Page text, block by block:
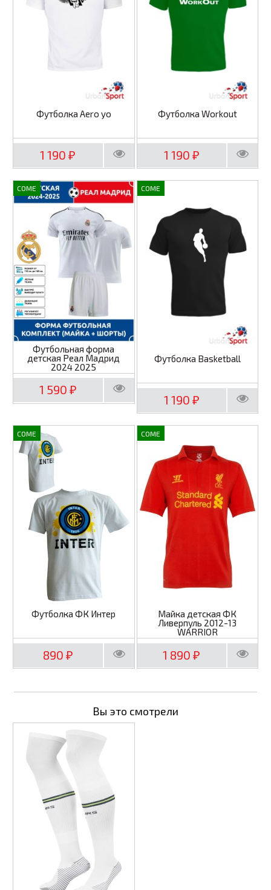
Футболка Aero yo
1 190₽
Футболка Workout
1 190 ₽
COME
Футбольная форма
детская Реал Мадрид
2024 2025
1 590 ₽
COME
Футболка Basketball
1 190 ₽
COME
Футболка ФК Интер
890 ₽
COME
Майка детская ФК
Ливерпуль 2012-13
WARRIOR
1 890₽
Вы это смотрели